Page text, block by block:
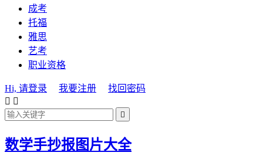
成考
托福
雅思
艺考
职业资格
Hi, 请登录 我要注册
找回密码
 

数学手抄报图片大全